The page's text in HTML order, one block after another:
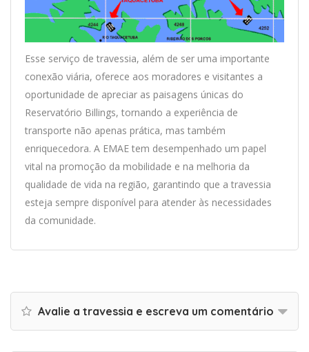
Esse serviço de travessia, além de ser uma importante
conexão viária, oferece aos moradores e visitantes a
oportunidade de apreciar as paisagens únicas do
Reservatório Billings, tornando a experiência de
transporte não apenas prática, mas também
enriquecedora. A EMAE tem desempenhado um papel
vital na promoção da mobilidade e na melhoria da
qualidade de vida na região, garantindo que a travessia
esteja sempre disponível para atender às necessidades
da comunidade.
Avalie a travessia e escreva um comentário